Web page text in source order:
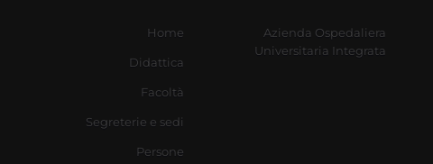
Home
Didattica
Facoltà
Segreterie e sedi
Persone
Azienda Ospedaliera
Universitaria Integrata